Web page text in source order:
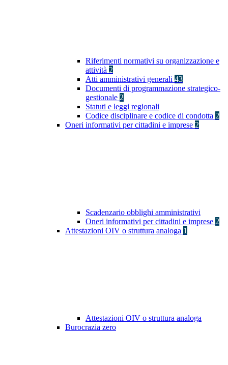
Riferimenti normativi su organizzazione e
attività 2
Atti amministrativi generali 43
Documenti di programmazione strategico-
gestionale 2
Statuti e leggi regionali
Codice disciplinare e codice di condotta 2
Oneri informativi per cittadini e imprese 2
Scadenzario obblighi amministrativi
Oneri informativi per cittadini e imprese 2
Attestazioni OIV o struttura analoga 1
Attestazioni OIV o struttura analoga
Burocrazia zero